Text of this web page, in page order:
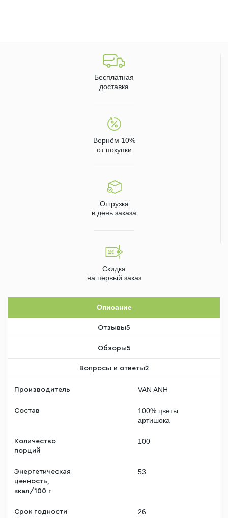
Бесплатная
доставка
Вернём 10%
от покупки
Отгрузка
в день заказа
Скидка
на первый заказ
Описание
Отзывы5
Обзоры5
Вопросы и ответы2
Производитель VAN ANH
Состав
100% цветы
артишока
Количество
порций
100
Энергетическая
ценность,
ккал/100 г
53
Срок годности
26